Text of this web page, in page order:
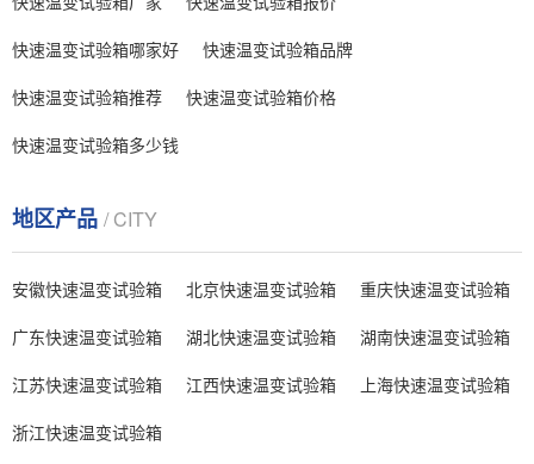
快速温变试验箱哪家好
快速温变试验箱品牌
快速温变试验箱推荐
快速温变试验箱价格
快速温变试验箱多少钱
地区产品 / CITY
安徽快速温变试验箱 北京快速温变试验箱
重庆快速温变试验箱
广东快速温变试验箱
湖北快速温变试验箱
湖南快速温变试验箱
江苏快速温变试验箱
江西快速温变试验箱
上海快速温变试验箱
浙江快速温变试验箱